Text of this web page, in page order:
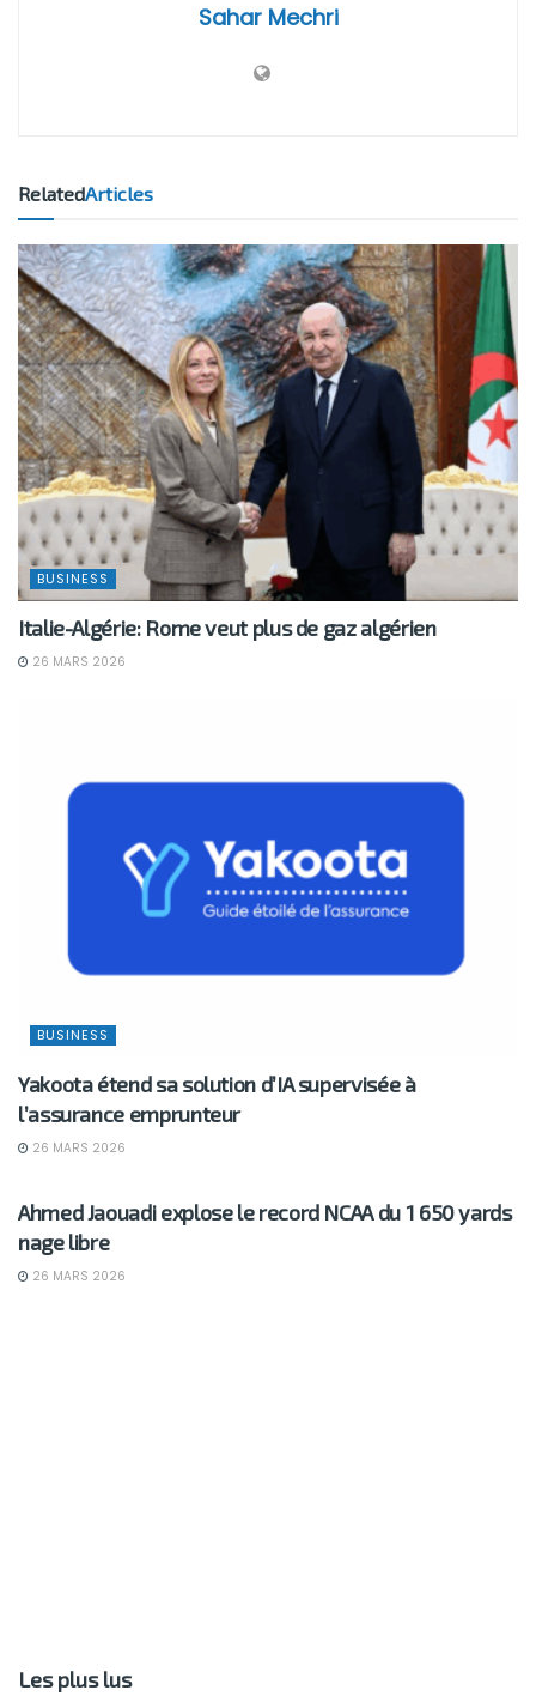
Sahar Mechri
RelatedArticles
BUSINESS
Italie-Algérie: Rome veut plus de gaz algérien
26 MARS 2026
BUSINESS
Yakoota étend sa solution d’IA supervisée à
l’assurance emprunteur
26 MARS 2026
Ahmed Jaouadi explose le record NCAA du 1 650 yards
nage libre
26 MARS 2026
Les plus lus